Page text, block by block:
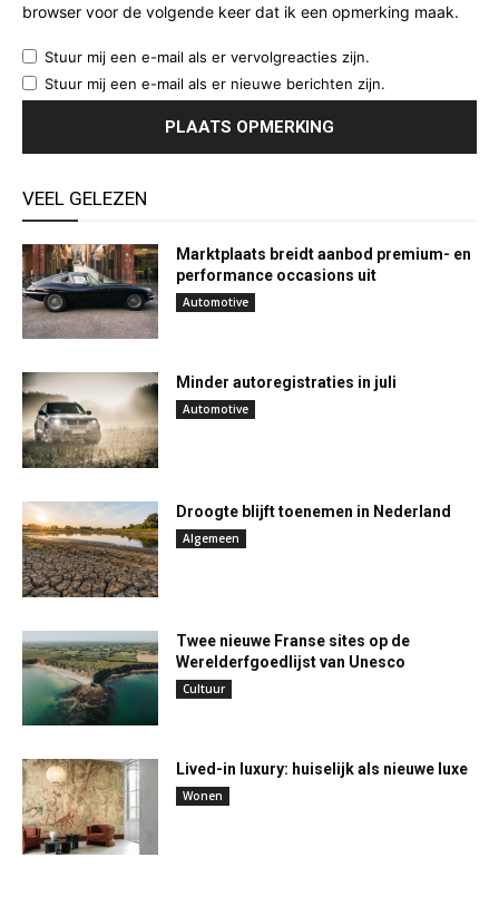
browser voor de volgende keer dat ik een opmerking maak.
Stuur mij een e-mail als er vervolgreacties zijn.
Stuur mij een e-mail als er nieuwe berichten zijn.
VEEL GELEZEN
Marktplaats breidt aanbod premium- en
performance occasions uit
Automotive
Minder autoregistraties in juli
Automotive
Droogte blijft toenemen in Nederland
Algemeen
Twee nieuwe Franse sites op de
Werelderfgoedlijst van Unesco
Cultuur
Lived-in luxury: huiselijk als nieuwe luxe
Wonen